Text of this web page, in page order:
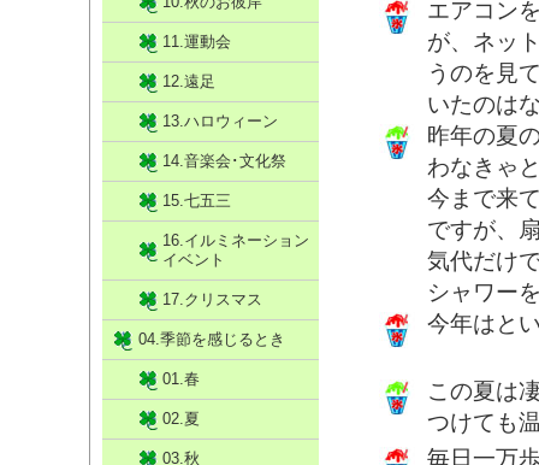
エアコン
が、ネッ
うのを見
いたのは
昨年の夏
わなきゃ
今まで来
ですが、
気代だけ
シャワー
今年はと
この夏は
つけても
毎日一万
11.運動会
12.遠足
13.ハロウィーン
14.音楽会･文化祭
15.七五三
16.イルミネーション
イベント
17.クリスマス
04.季節を感じるとき
01.春
02.夏
03.秋